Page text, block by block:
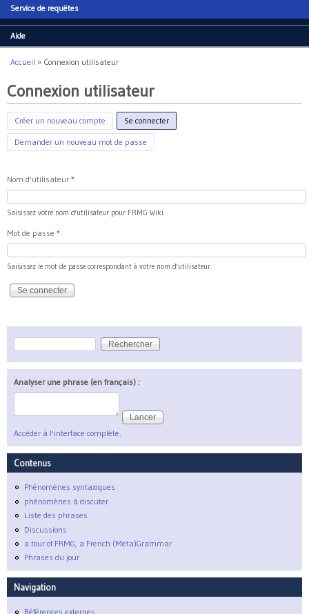
Service de requêtes
Aide
Vous êtes ici
Accueil » Connexion utilisateur
Connexion utilisateur
Créer un nouveau compte Se connecter
Demander un nouveau mot de passe
Nom d'utilisateur *
Saisissez votre nom d'utilisateur pour FRMG Wiki.
Mot de passe *
Saisissez le mot de passe correspondant à votre nom d'utilisateur.
Formulaire de recherche
Rechercher
Analyser une phrase (en français) :
Accéder à l'interface complète.
Contenus
Phénomènes syntaxiques
phénomènes à discuter
Liste des phrases
Discussions
a tour of FRMG, a French (Meta)Grammar
Phrases du jour
Navigation
Références externes